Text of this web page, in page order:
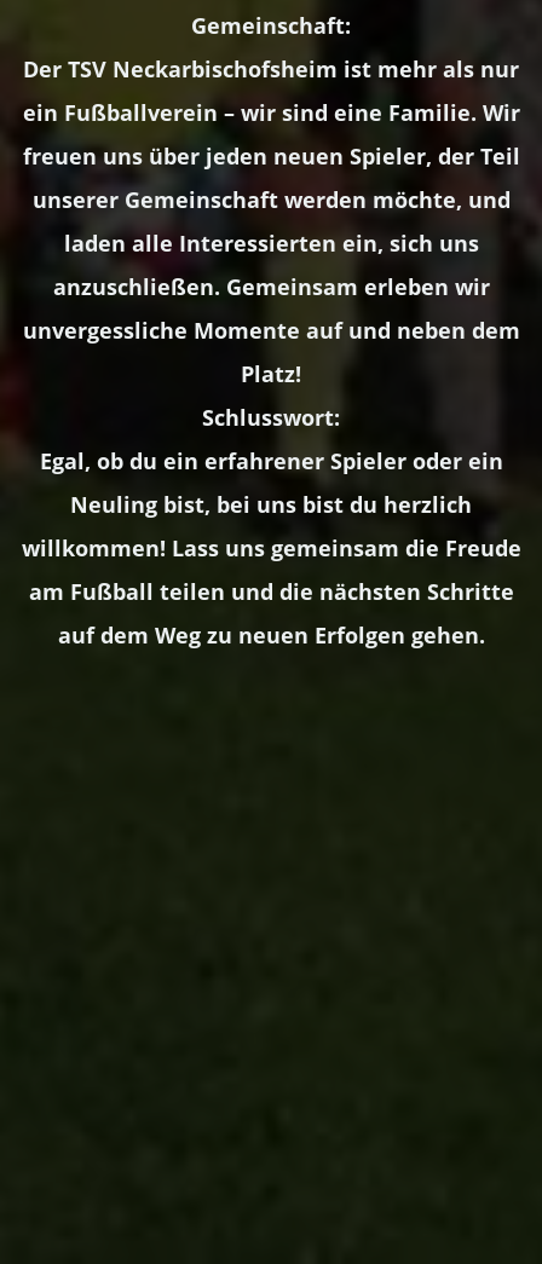
Gemeinschaft:
Der TSV Neckarbischofsheim ist mehr als nur
ein Fußballverein – wir sind eine Familie. Wir
freuen uns über jeden neuen Spieler, der Teil
unserer Gemeinschaft werden möchte, und
laden alle Interessierten ein, sich uns
anzuschließen. Gemeinsam erleben wir
unvergessliche Momente auf und neben dem
Platz!
Schlusswort:
Egal, ob du ein erfahrener Spieler oder ein
Neuling bist, bei uns bist du herzlich
willkommen! Lass uns gemeinsam die Freude
am Fußball teilen und die nächsten Schritte
auf dem Weg zu neuen Erfolgen gehen.